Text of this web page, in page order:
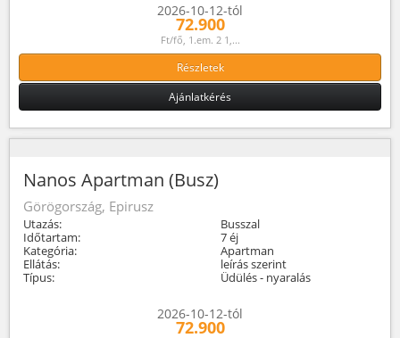
2026-10-12-tól
72.900
Ft/fő, 1.em. 2 1,...
Részletek
Ajánlatkérés
Nanos Apartman (Busz)
Görögország, Epirusz
Utazás:
Busszal
Időtartam:
7 éj
Kategória:
Apartman
Ellátás:
leírás szerint
Típus:
Üdülés - nyaralás
2026-10-12-tól
72.900